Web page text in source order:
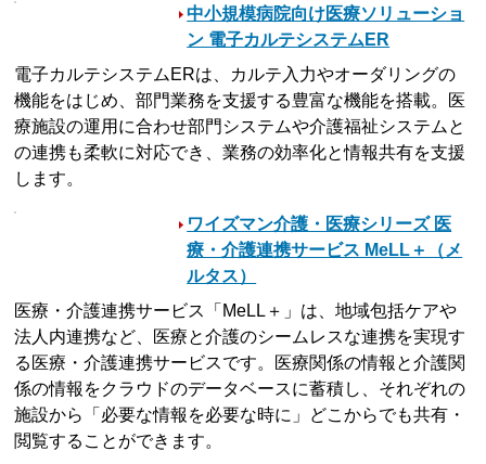
中小規模病院向け医療ソリューショ
ン 電子カルテシステムER
電子カルテシステムERは、カルテ入力やオーダリングの
機能をはじめ、部門業務を支援する豊富な機能を搭載。医
療施設の運用に合わせ部門システムや介護福祉システムと
の連携も柔軟に対応でき、業務の効率化と情報共有を支援
します。
ワイズマン介護・医療シリーズ 医
療・介護連携サービス MeLL＋（メ
ルタス）
医療・介護連携サービス「MeLL＋」は、地域包括ケアや
法人内連携など、医療と介護のシームレスな連携を実現す
る医療・介護連携サービスです。医療関係の情報と介護関
係の情報をクラウドのデータベースに蓄積し、それぞれの
施設から「必要な情報を必要な時に」どこからでも共有・
閲覧することができます。